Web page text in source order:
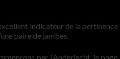
indicateur de la
paire de jambes.
par l’Anderlecht, la page